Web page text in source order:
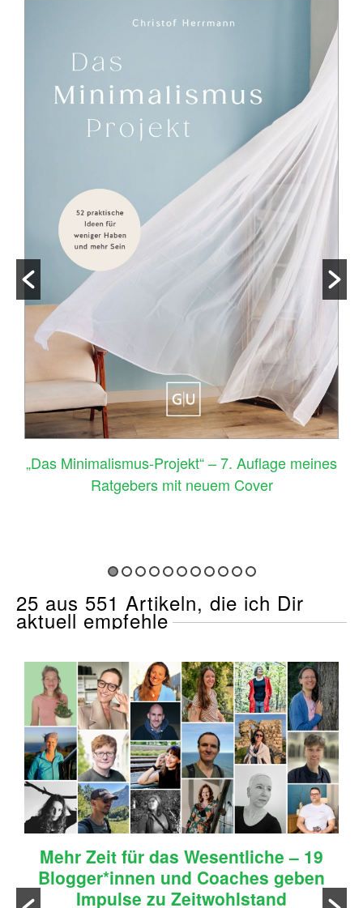
„Das Minimalismus-Projekt“ – 7. Auflage meines
Ratgebers mit neuem Cover
25 aus 551 Artikeln, die ich Dir
aktuell empfehle
Mehr Zeit für das Wesentliche – 19
Blogger*innen und Coaches geben
Impulse zu Zeitwohlstand